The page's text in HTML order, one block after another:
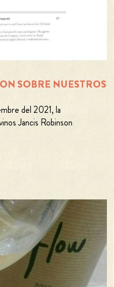
SOBRE NUESTROS
del 2021, la
Jancis Robinson